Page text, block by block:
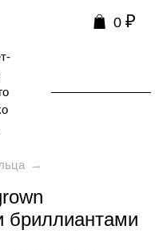
0 ₽
→
бриллиантами